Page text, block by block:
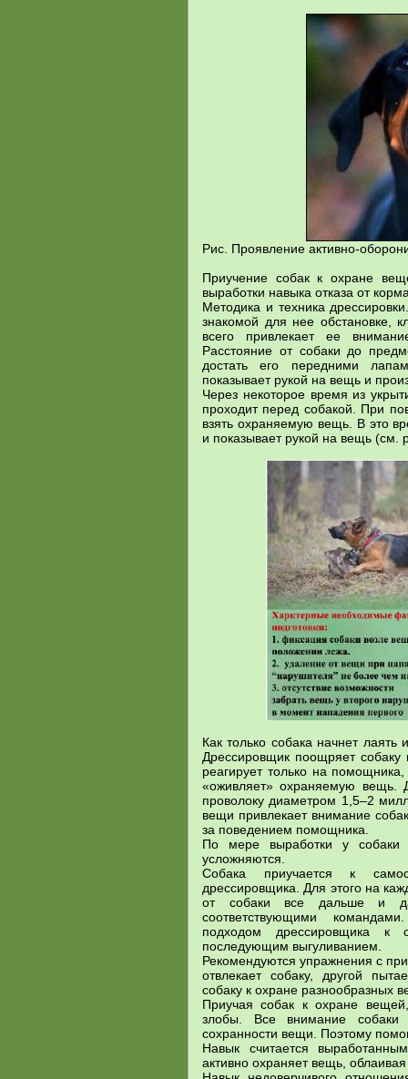
Рис. Проявление активно-
Приучение собак к охране
выработки навыка отказа от
Методика и техника
знакомой для нее обстановке,
всего привлекает ее
Расстояние от собаки до
достать его передними
показывает рукой на вещь и
Через некоторое время из
проходит перед собакой. При
взять охраняемую вещь. В это
и показывает рукой на вещь (см.
Как только собака начнет
Дрессировщик поощряет
реагирует только на
«оживляет» охраняемую вещь.
проволоку диаметром 1,5–2
вещи привлекает внимание
за поведением помощника.
По мере выработки у собаки
усложняются.
Собака приучается к
дрессировщика. Для этого на
от собаки все дальше и
соответствующими
подходом дрессировщика
последующим выгуливанием.
Рекомендуются упражнения с
отвлекает собаку, другой
собаку к охране разнообразных
Приучая собак к охране
злобы. Все внимание собаки
сохранности вещи. Поэтому
Навык считается
активно охраняет вещь,